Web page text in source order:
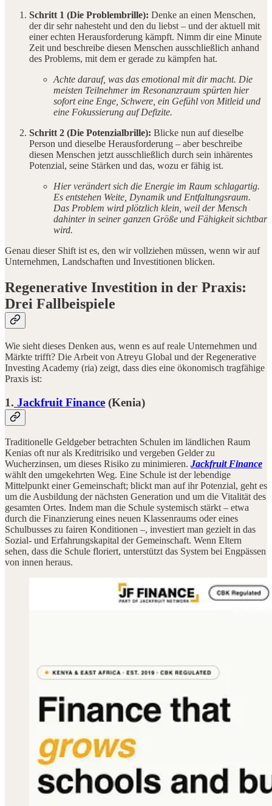
Schritt 1 (Die Problembrille): Denke an einen Menschen,
der dir sehr nahesteht und den du liebst – und der aktuell mit
einer echten Herausforderung kämpft. Nimm dir eine Minute
Zeit und beschreibe diesen Menschen ausschließlich anhand
des Problems, mit dem er gerade zu kämpfen hat.
Achte darauf, was das emotional mit dir macht. Die
meisten Teilnehmer im Resonanzraum spürten hier
sofort eine Enge, Schwere, ein Gefühl von Mitleid und
eine Fokussierung auf Defizite.
Schritt 2 (Die Potenzialbrille): Blicke nun auf dieselbe
Person und dieselbe Herausforderung – aber beschreibe
diesen Menschen jetzt ausschließlich durch sein inhärentes
Potenzial, seine Stärken und das, wozu er fähig ist.
Hier verändert sich die Energie im Raum schlagartig.
Es entstehen Weite, Dynamik und Entfaltungsraum.
Das Problem wird plötzlich klein, weil der Mensch
dahinter in seiner ganzen Größe und Fähigkeit sichtbar
wird.
Genau dieser Shift ist es, den wir vollziehen müssen, wenn wir auf
Unternehmen, Landschaften und Investitionen blicken.
Regenerative Investition in der Praxis:
Drei Fallbeispiele
Wie sieht dieses Denken aus, wenn es auf reale Unternehmen und
Märkte trifft? Die Arbeit von Atreyu Global und der Regenerative
Investing Academy (ria) zeigt, dass dies eine ökonomisch tragfähige
Praxis ist:
1. Jackfruit Finance (Kenia)
Traditionelle Geldgeber betrachten Schulen im ländlichen Raum
Kenias oft nur als Kreditrisiko und vergeben Gelder zu
Wucherzinsen, um dieses Risiko zu minimieren. Jackfruit Finance
wählt den umgekehrten Weg. Eine Schule ist der lebendige
Mittelpunkt einer Gemeinschaft; blickt man auf ihr Potenzial, geht es
um die Ausbildung der nächsten Generation und um die Vitalität des
gesamten Ortes. Indem man die Schule systemisch stärkt – etwa
durch die Finanzierung eines neuen Klassenraums oder eines
Schulbusses zu fairen Konditionen –, investiert man gezielt in das
Sozial- und Erfahrungskapital der Gemeinschaft. Wenn Eltern
sehen, dass die Schule floriert, unterstützt das System bei Engpässen
von innen heraus.